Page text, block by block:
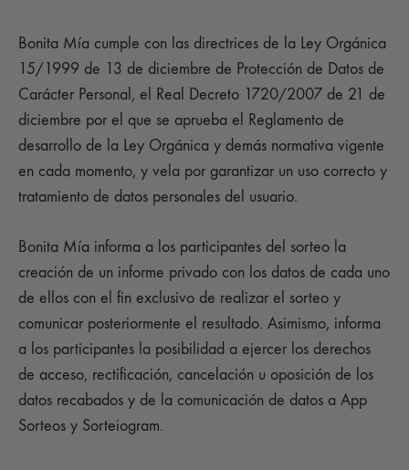
Bonita Mía cumple con las directrices de la Ley Orgánica
15/1999 de 13 de diciembre de Protección de Datos de
Carácter Personal, el Real Decreto 1720/2007 de 21 de
diciembre por el que se aprueba el Reglamento de
desarrollo de la Ley Orgánica y demás normativa vigente
en cada momento, y vela por garantizar un uso correcto y
tratamiento de datos personales del usuario.
Bonita Mía informa a los participantes del sorteo la
creación de un informe privado con los datos de cada uno
de ellos con el fin exclusivo de realizar el sorteo y
comunicar posteriormente el resultado. Asimismo, informa
a los participantes la posibilidad a ejercer los derechos
de acceso, rectificación, cancelación u oposición de los
datos recabados y de la comunicación de datos a App
Sorteos y Sorteiogram.